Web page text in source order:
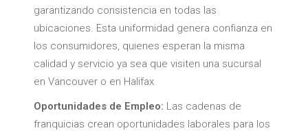
garantizando consistencia en todas las
ubicaciones. Esta uniformidad genera confianza en
los consumidores, quienes esperan la misma
calidad y servicio ya sea que visiten una sucursal
en Vancouver o en Halifax.
Oportunidades de Empleo: Las cadenas de
franquicias crean oportunidades laborales para los